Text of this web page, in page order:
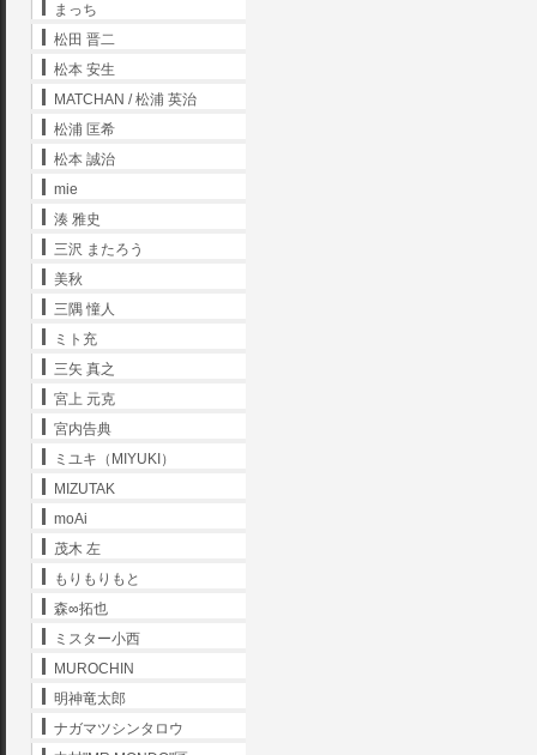
まっち
松田 晋二
松本 安生
MATCHAN / 松浦 英治
松浦 匡希
松本 誠治
mie
湊 雅史
三沢 またろう
美秋
三隅 憧人
ミト充
三矢 真之
宮上 元克
宮内告典
ミユキ（MIYUKI）
MIZUTAK
moAi
茂木 左
もりもりもと
森∞拓也
ミスター小西
MUROCHIN
明神竜太郎
ナガマツシンタロウ